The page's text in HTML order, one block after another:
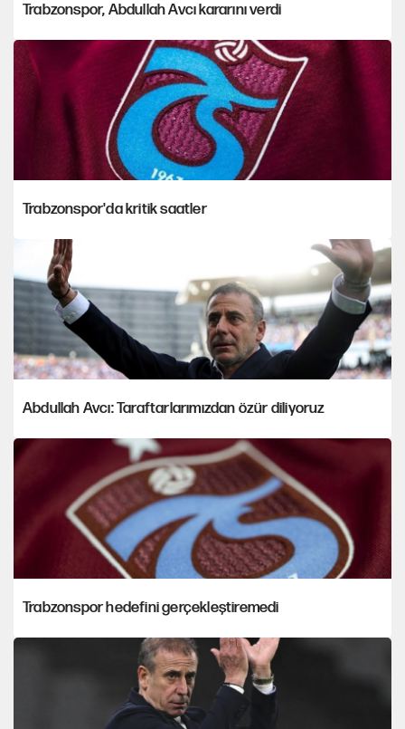
Trabzonspor, Abdullah Avcı kararını verdi
Trabzonspor'da kritik saatler
Abdullah Avcı: Taraftarlarımızdan özür diliyoruz
Trabzonspor hedefini gerçekleştiremedi